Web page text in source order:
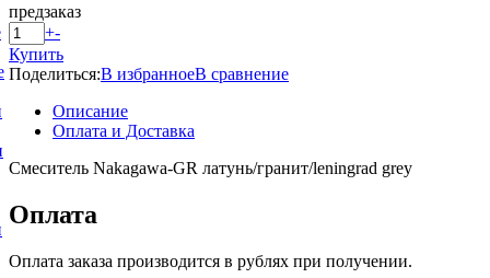
предзаказ
+-
Купить
Поделиться:В избранноеВ сравнение
Описание
Оплата и Доставка
Смеситель Nakagawa-GR латунь/гранит/leningrad grey
Оплата
Оплата заказа производится в рублях при получении.